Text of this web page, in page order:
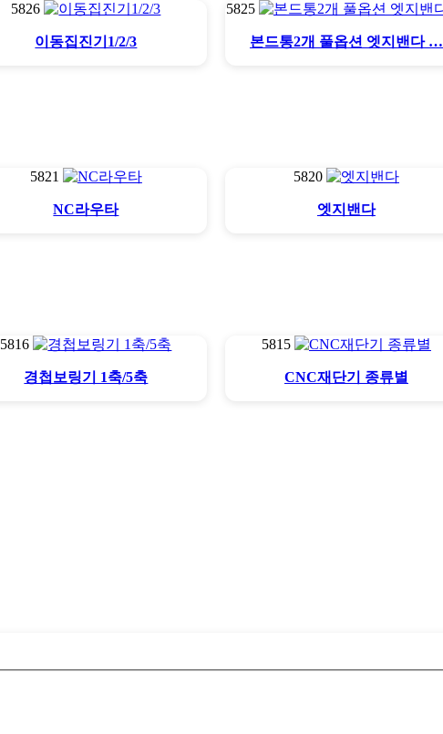
5826
이동집진기1/2/3
5825
본드통2개 풀옵션 엣지밴다 …
5821
NC라우타
5820
엣지밴다
5816
경첩보링기 1축/5축
5815
CNC재단기 종류별